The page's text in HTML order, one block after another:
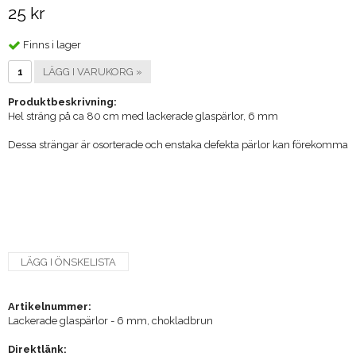
25 kr
Finns i lager
LÄGG I VARUKORG »
Produktbeskrivning:
Hel sträng på ca 80 cm med lackerade glaspärlor, 6 mm
Dessa strängar är osorterade och enstaka defekta pärlor kan förekomma
LÄGG I ÖNSKELISTA
Artikelnummer:
Lackerade glaspärlor - 6 mm, chokladbrun
Direktlänk: